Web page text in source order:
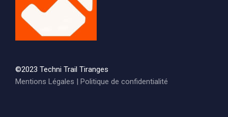
©2023 Techni Trail Tiranges
Mentions Légales | Politique de confidentialité